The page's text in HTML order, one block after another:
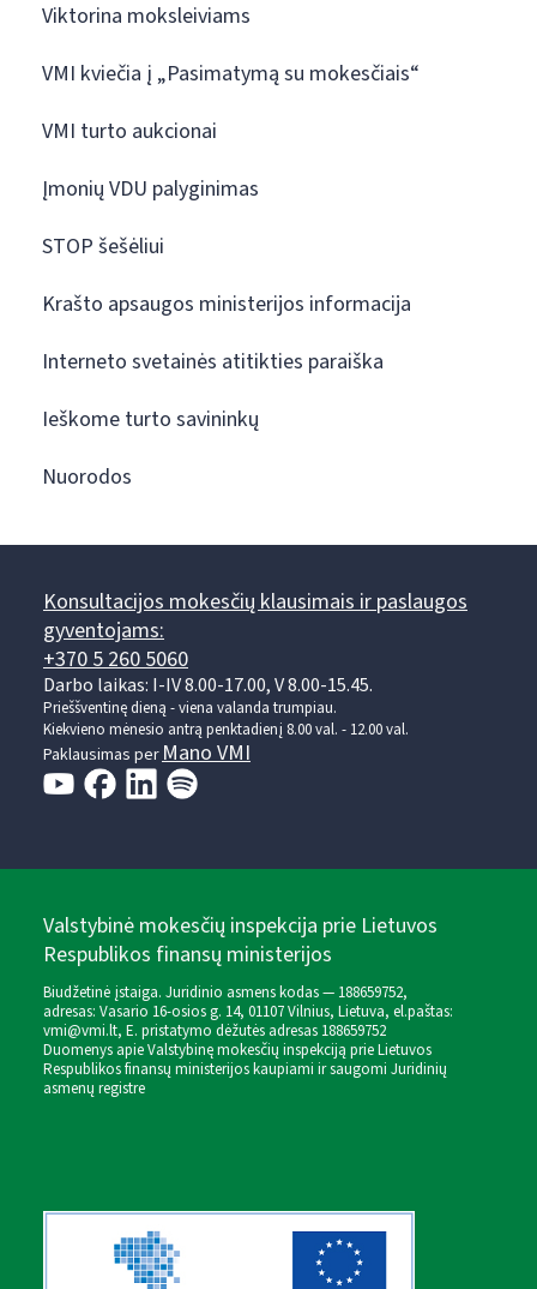
Viktorina moksleiviams
VMI kviečia į „Pasimatymą su mokesčiais“
VMI turto aukcionai
Įmonių VDU palyginimas
STOP šešėliui
Krašto apsaugos ministerijos informacija
Interneto svetainės atitikties paraiška
Ieškome turto savininkų
Nuorodos
Konsultacijos mokesčių klausimais ir paslaugos
gyventojams:
+370 5 260 5060
Darbo laikas: I-IV 8.00-17.00, V 8.00-15.45.
Prieššventinę dieną - viena valanda trumpiau.
Kiekvieno mėnesio antrą penktadienį 8.00 val. - 12.00 val.
Paklausimas perMano VMI
Valstybinė mokesčių inspekcija prie Lietuvos
Respublikos finansų ministerijos
Biudžetinė įstaiga. Juridinio asmens kodas — 188659752,
adresas: Vasario 16-osios g. 14, 01107 Vilnius, Lietuva, el.paštas:
vmi@vmi.lt, E. pristatymo dėžutės adresas 188659752
Duomenys apie Valstybinę mokesčių inspekciją prie Lietuvos
Respublikos finansų ministerijos kaupiami ir saugomi Juridinių
asmenų registre